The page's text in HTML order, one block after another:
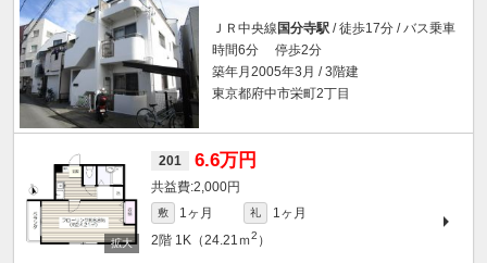
ＪＲ中央線 国分寺駅 / 徒歩17分 / バス乗車
時間6分 停歩2分
築年月2005年3月 / 3階建
東京都府中市栄町2丁目
201 6.6万円
2,000円
敷 1ヶ月 礼
1ヶ月
2階 1K（24.21ｍ2 ）